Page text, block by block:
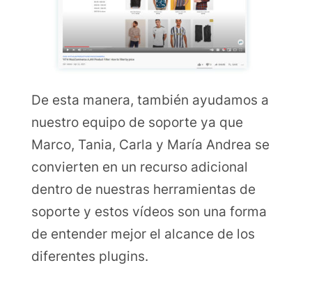
De esta manera, también ayudamos a
nuestro equipo de soporte ya que
Marco, Tania, Carla y María Andrea se
convierten en un recurso adicional
dentro de nuestras herramientas de
soporte y estos vídeos son una forma
de entender mejor el alcance de los
diferentes plugins.